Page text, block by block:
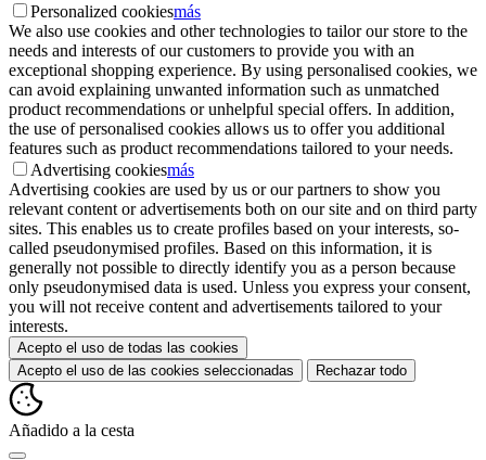
Personalized cookiesmás
We also use cookies and other technologies to tailor our store to the
needs and interests of our customers to provide you with an
exceptional shopping experience. By using personalised cookies, we
can avoid explaining unwanted information such as unmatched
product recommendations or unhelpful special offers. In addition,
the use of personalised cookies allows us to offer you additional
features such as product recommendations tailored to your needs.
Advertising cookiesmás
Advertising cookies are used by us or our partners to show you
relevant content or advertisements both on our site and on third party
sites. This enables us to create profiles based on your interests, so-
called pseudonymised profiles. Based on this information, it is
generally not possible to directly identify you as a person because
only pseudonymised data is used. Unless you express your consent,
you will not receive content and advertisements tailored to your
interests.
Acepto el uso de todas las cookies
Acepto el uso de las cookies seleccionadas
Rechazar todo
Añadido a la cesta